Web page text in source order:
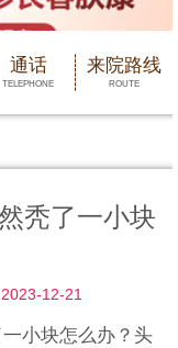
通话
TELEPHONE
来院路线
ROUTE
秃了一小块
12-21
小块怎么办？头